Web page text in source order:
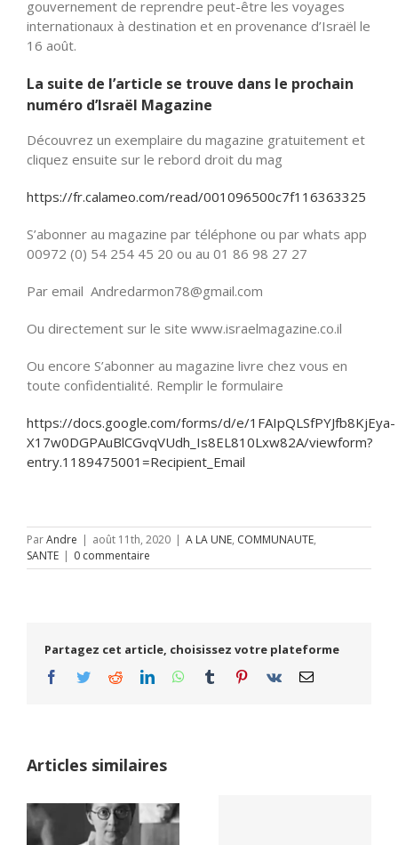
gouvernement de reprendre peut-être les voyages
internationaux à destination et en provenance d’Israël le
16 août.
La suite de l’article se trouve dans le prochain
numéro d’Israël Magazine
Découvrez un exemplaire du magazine gratuitement et
cliquez ensuite sur le rebord droit du mag
https://fr.calameo.com/read/001096500c7f116363325
S’abonner au magazine par téléphone ou par whats app
00972 (0) 54 254 45 20 ou au 01 86 98 27 27
Par email Andredarmon78@gmail.com
Ou directement sur le site www.israelmagazine.co.il
Ou encore S’abonner au magazine livre chez vous en
toute confidentialité. Remplir le formulaire
https://docs.google.com/forms/d/e/1FAIpQLSfPYJfb8KjEya-
X17w0DGPAuBlCGvqVUdh_Is8EL810Lxw82A/viewform?
entry.1189475001=Recipient_Email
ParAndre | août 11th, 2020 | A LA UNE, COMMUNAUTE,
SANTE | 0 commentaire
Partagez cet article, choisissez votre plateforme
Facebook
TwitterRedditLinkedInWhatsApp
Tumblr Pinterest
Vk Email
Articles similaires